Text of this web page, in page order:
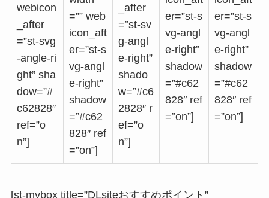
webicon
_after
=”st-svg
-angle-ri
ght” sha
dow=”#
c62828″
ref=”o
n”]
=”” web
icon_aft
er=”st-s
vg-angl
e-right”
shadow
=”#c62
828″ ref
=”on”]
_after
=”st-sv
g-angl
e-right”
shado
w=”#c6
2828″ r
ef=”o
n”]
er=”st-s
vg-angl
e-right”
shadow
=”#c62
828″ ref
=”on”]
er=”st-s
vg-angl
e-right”
shadow
=”#c62
828″ ref
=”on”]
[st-mybox title=”DLsiteおすすめポイント”